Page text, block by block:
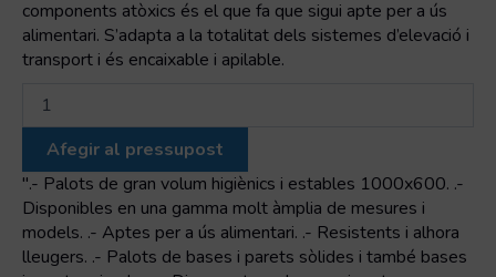
components atòxics és el que fa que sigui apte per a ús
alimentari. S’adapta a la totalitat dels sistemes d’elevació i
transport i és encaixable i apilable.
JUMBOX
1000x600x662
sòlid
4
peus
Afegir al pressupost
".- Palots de gran volum higiènics i estables 1000x600. .-
Disponibles en una gamma molt àmplia de mesures i
models. .- Aptes per a ús alimentari. .- Resistents i alhora
lleugers. .- Palots de bases i parets sòlides i també bases